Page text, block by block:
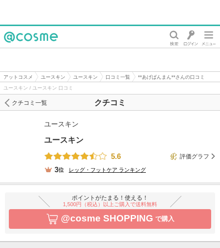
アットコスメ ユースキン ユースキン 口コミ一覧
**あげぱんまん**さんの口コミ
ユースキン / ユースキン 口コミ
クチコミ
クチコミ一覧
ユースキン
ユースキン
5.6
評価グラフ
3位 レッグ・フットケア ランキング
ポイントがたまる！使える！
1,500円（税込）以上ご購入で送料無料
@cosme SHOPPING で購入